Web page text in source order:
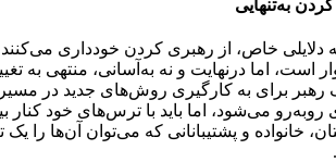
به‌تنهایی
دلایلی خاص، از رهبری کردن خودداری
است، اما درنهایت و نه به‌آسانی، منتهی به
برای به‌ کارگیری روش‌های جدید در
می‌شود، اما باید با ترس‌های خود کنار
خانواده و پشتیبانانی که می‌توان آن‌ها را یک